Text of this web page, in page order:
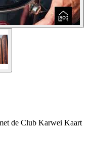
de Club Karwei Kaart